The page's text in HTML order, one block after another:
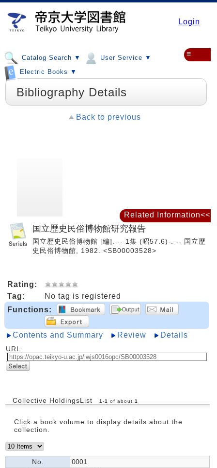
Login
Catalog Search ▼
User Service ▼
Electric Books ▼
≡
Bibliography Details
Back to previous
国立歴史民俗博物館研究報告
国立歴史民俗博物館 [編]. -- 1集 (昭57.6)-. -- 国立歴
史民俗博物館, 1982. <SB00003528>
Rating:
Tag:
No tag is registered
Functions:
Contents and Summary Review Details
URL:
Collective HoldingsList 1 -1 of about 1
Click a book volume to display details about the
collection.
No.
0001
Related Information<<